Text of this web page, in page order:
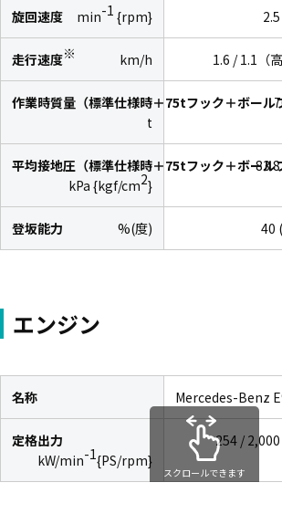
旋回速度 min-1 {rpm}
走行速度※ km/h 1.6 / 1.1（
作業時質量（標準仕様時＋75tフック＋ボール
t
平均接地圧（標準仕様時＋75tフック＋ボール
kPa {kgf/cm2}
登坂能力 %(度) 40
エンジン
名称 Mercedes-Benz
定格出力
kW/min-1{PS/rpm}
254 /
スクロールできます